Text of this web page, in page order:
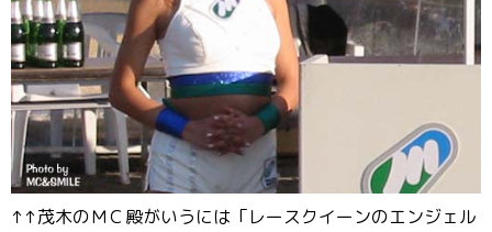
↑↑茂木のＭＣ殿がいうには「レースクイーンのエンジェル